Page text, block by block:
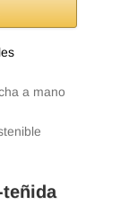
a mano